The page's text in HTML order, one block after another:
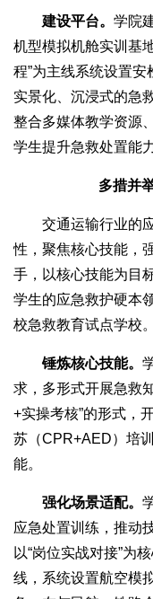
建设平台。 学院
机型模拟机舱实训基
程”为主线系统设置
实景化、沉浸式的急
整合多媒体教学资源
学生提升急救处置能力
多措并
交通运输行业的
性，聚焦核心技能，
手，以核心技能为目
学生的应急救护硬本
校急救教育试点学校。
锤炼核心技能。
求，多形式开展急救
+实操考核”的形式，
苏（CPR+AED）培
能。
强化场景适配。
应急处置训练，推动
以“岗位实战对接”为
线，系统设置航空模